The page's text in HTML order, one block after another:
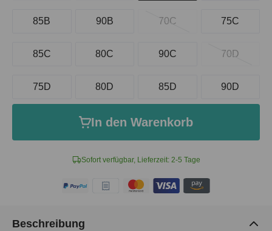
Sofort verfügbar, Lieferzeit: 2-5 Tage
85B 90B 70C 75C
85C 80C 90C 70D
75D 80D 85D 90D
In den Warenkorb
Beschreibung